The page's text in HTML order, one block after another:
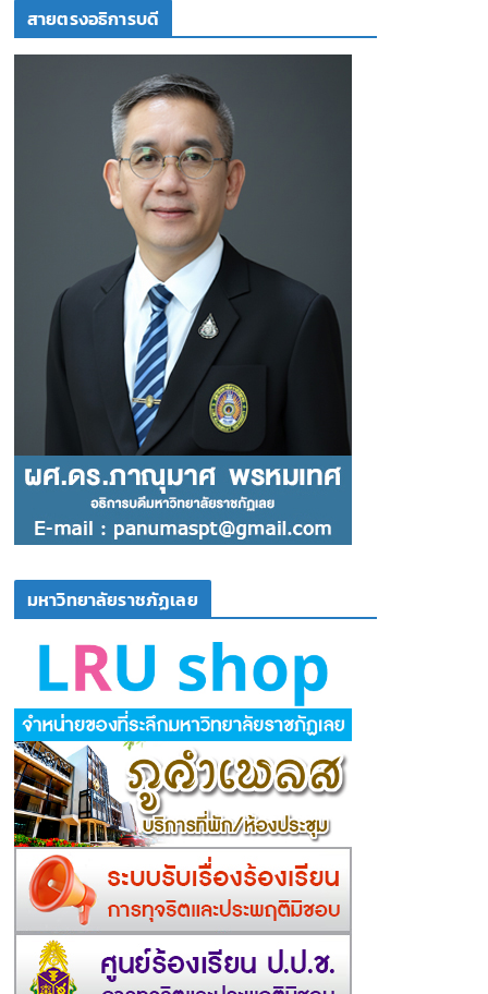
สายตรงอธิการบดี
มหาวิทยาลัยราชภัฏเลย